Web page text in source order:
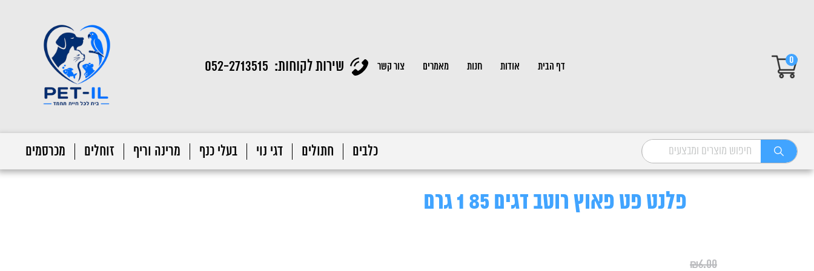
0
דף הבית אודות חנות מאמרים צור קשר שירות לקוחות: 052-2713515
כלבים חתולים דגי נוי בעלי כנף מרינה וריף זוחלים מכרסמים
פלנט פט פאוץ רוטב דגים 85 1 גרם
₪6.00